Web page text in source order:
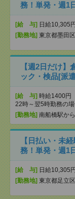
務！単発・週1
[給 与] 日給10,305
[勤務地] 東京都墨田
【週2日だけ
ック・検品[派
[給 与] 時給1400円
22時～翌5時勤務の
[勤務地] 南船橋駅か
【日払い・未
務！単発・週1
[給 与] 日給10,305
[勤務地] 東京都足立